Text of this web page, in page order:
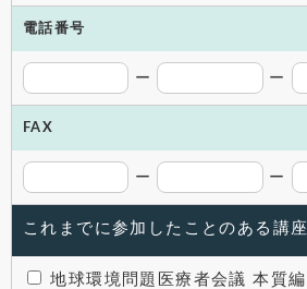
電話番号
ー ー
FAX
ー ー
これまでに参加したことのある講座
地球環境問題医療者会議 本質編